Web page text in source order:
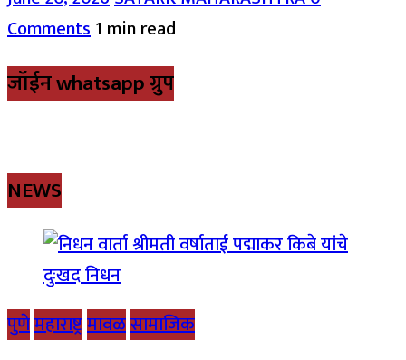
Comments1 min read
जॉईन whatsapp ग्रुप
NEWS
पुणेमहाराष्ट्रमावळसामाजिक